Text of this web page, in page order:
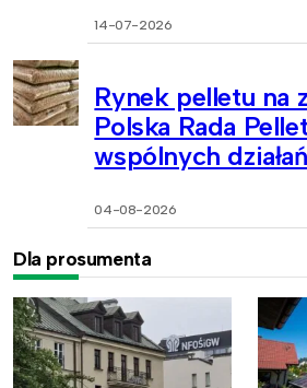
14-07-2026
Rynek pelletu na
Polska Rada
wspólnych działań
04-08-2026
Dla prosumenta